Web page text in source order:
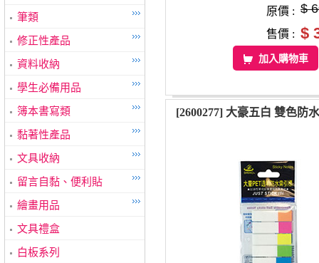
筆類
修正性產品
資料收納
學生必備用品
簿本書寫類
黏著性產品
文具收納
留言自黏、便利貼
繪畫用品
文具禮盒
白板系列
原價 : $
售價 : $
加入購物車
[2600277] 大豪五白 雙色防